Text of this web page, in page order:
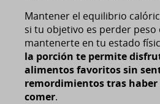
Mantener el equilibrio
si tu objetivo es perder
mantenerte en tu estado
la porción te permite
alimentos favoritos sin
remordimientos tras
comer.